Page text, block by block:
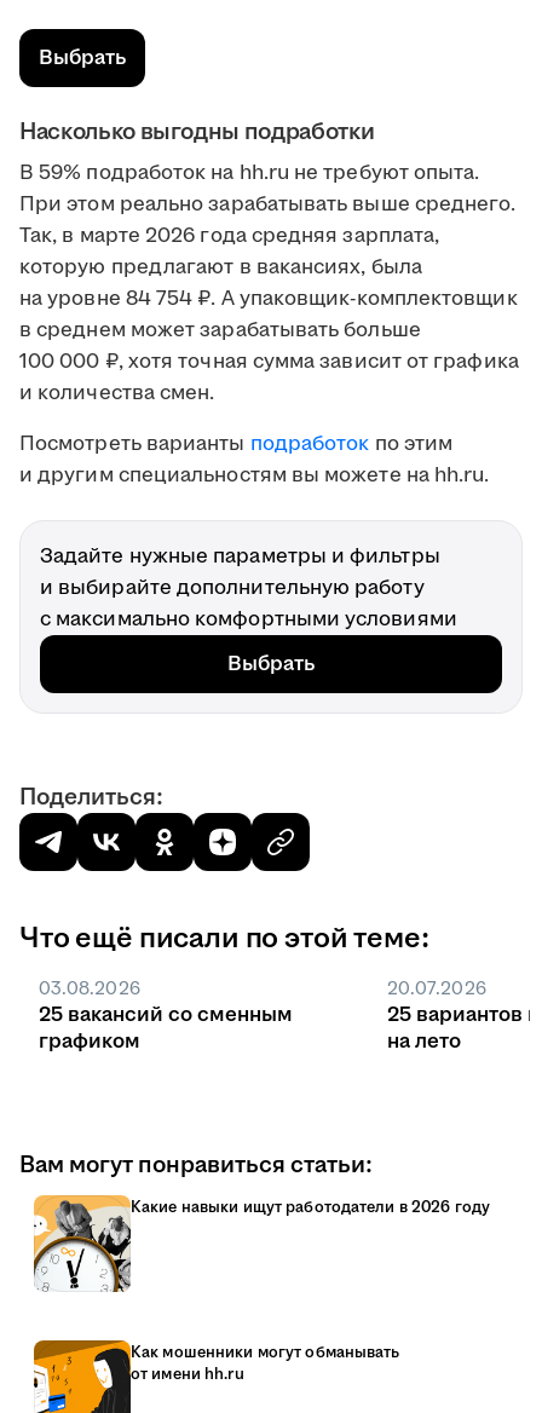
Выбрать
Насколько выгодны подработки
В 59% подработок на hh.ru не требуют опыта.
При этом реально зарабатывать выше среднего.
Так, в марте 2026 года средняя зарплата,
которую предлагают в вакансиях, была
на уровне 84 754 ₽. А упаковщик-комплектовщик
в среднем может зарабатывать больше
100 000 ₽, хотя точная сумма зависит от графика
и количества смен.
Посмотреть варианты подработок по этим
и другим специальностям вы можете на hh.ru.
Задайте нужные параметры и фильтры
и выбирайте дополнительную работу
с максимально комфортными условиями
Выбрать
Поделиться:
Что ещё писали по этой теме:
03.08.2026
25 вакансий со сменным
графиком
20.07.2026
25 вариантов
на лето
Вам могут понравиться статьи:
Какие навыки ищут работодатели в 2026 году
Как мошенники могут обманывать
от имени hh.ru